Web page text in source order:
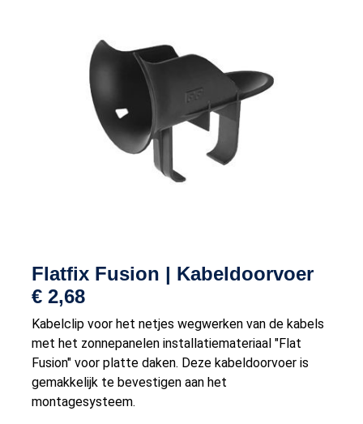
Flatfix Fusion | Kabeldoorvoer
€ 2,68
Kabelclip voor het netjes wegwerken van de kabels
met het zonnepanelen installatiemateriaal "Flat
Fusion" voor platte daken. Deze kabeldoorvoer is
gemakkelijk te bevestigen aan het
montagesysteem.